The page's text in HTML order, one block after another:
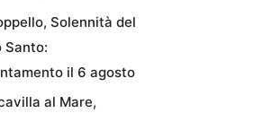
Solennità del
Santo:
il 6 agosto
al Mare,